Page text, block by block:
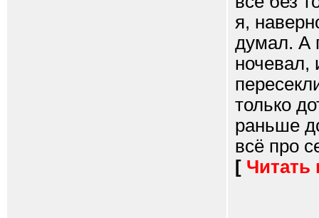
я,
думал. А
ночевал,
только
раньше
всё про
[ Читать